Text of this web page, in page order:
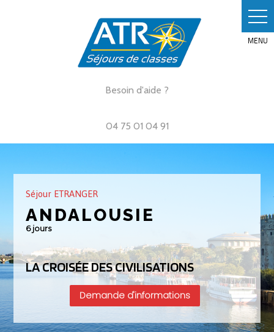
Besoin d'aide ?
04 75 01 04 91
Séjour ETRANGER
ANDALOUSIE
6 jours
LA CROISÉE DES CIVILISATIONS
Demande d'informations